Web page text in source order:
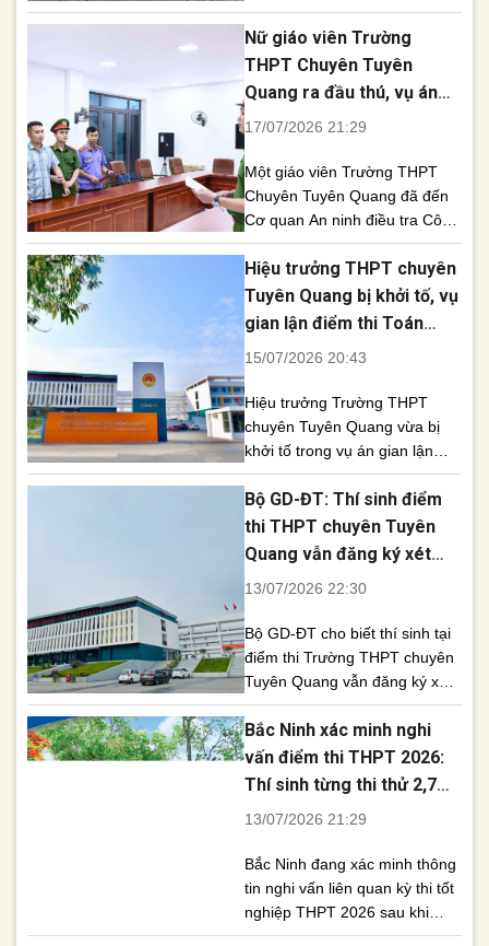
trên mạng xã hội về việc giám
thị bị tố giải bài, làm bài hộ con
gái một hiệu phó tại điểm thi
Trường THPT Lương Tài. Sở
Ninh [...]
Nữ giáo viên Trường
THPT Chuyên Tuyên
Quang ra đầu thú, vụ án
có 27 bị can
17/07/2026 21:29
Một giáo viên Trường THPT
Chuyên Tuyên Quang đã đến
Cơ quan An ninh điều tra Công
an tỉnh Tuyên Quang đầu thú
và bị khởi tố về tội “Lợi dụng
chức vụ, quyền hạn trong khi
thi hành công vụ”, nâng tổng
tại điểm thi này [...]
Hiệu trưởng THPT chuyên
Tuyên Quang bị khởi tố, vụ
gian lận điểm thi Toán
nâng lên 26 bị can
15/07/2026 20:43
Hiệu trưởng Trường THPT
chuyên Tuyên Quang vừa bị
khởi tố trong vụ án gian lận
điểm thi Toán THPT 2026,
nâng tổng số bị can lên 26
người. Cơ quan An ninh điều
tra Công an tỉnh Tuyên Quang
Trường THPT chuyên Tuyên
khác [...]
Bộ GD-ĐT: Thí sinh điểm
thi THPT chuyên Tuyên
Quang vẫn đăng ký xét
tuyển đại học bình thường
13/07/2026 22:30
Bộ GD-ĐT cho biết thí sinh tại
điểm thi Trường THPT chuyên
Tuyên Quang vẫn đăng ký xét
tuyển đại học theo kế hoạch,
việc xử lý sẽ căn cứ kết quả
điều tra. Bộ Giáo dục và Đào
tạo (GD-ĐT) khẳng định các thí
chuyên Tuyên Quang vẫn [...]
Bắc Ninh xác minh nghi
vấn điểm thi THPT 2026:
Thí sinh từng thi thử 2,7
điểm, thi thật đạt 9,5 điểm
13/07/2026 21:29
Bắc Ninh đang xác minh thông
tin nghi vấn liên quan kỳ thi tốt
nghiệp THPT 2026 sau khi
mạng xã hội lan truyền trường